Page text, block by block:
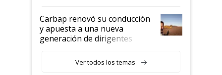
Carbap renovó su conducción
y apuesta a una nueva
generación de dirigentes
Ver todos los temas